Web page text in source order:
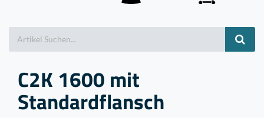
C2K 1600 mit
Standardflansch